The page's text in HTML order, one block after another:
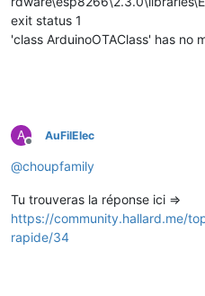
exit status 1
'class ArduinoOTAClass' has no
A
Offline
AuFilElec
@choupfamily
Tu trouveras la réponse ici =>
https://community.hallard.me/
rapide/34